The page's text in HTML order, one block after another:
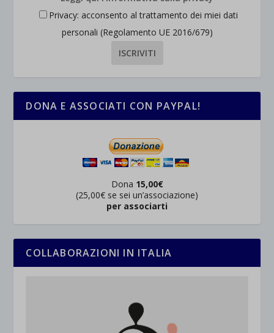
Privacy: acconsento al trattamento dei miei dati
personali (Regolamento UE 2016/679)
DONA E ASSOCIATI CON PAYPAL!
Dona 15,00€
(25,00€ se sei un’associazione)
per associarti
COLLABORAZIONI IN ITALIA